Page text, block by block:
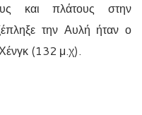
και πλάτους στην
την Αυλή ήταν ο
(132 μ.χ).